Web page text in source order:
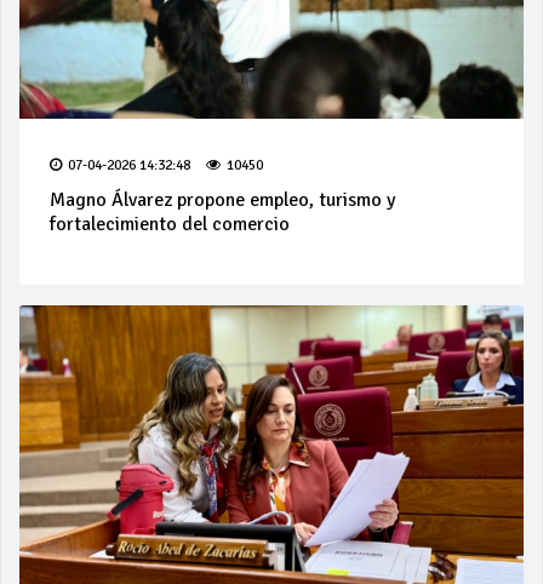
07-04-2026 14:32:48 10450
Magno Álvarez propone empleo, turismo y
fortalecimiento del comercio